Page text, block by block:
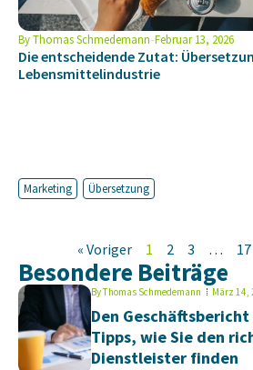
ByThomas Schmedemann Februar 13, 2026
Die entscheidende Zutat:
Lebensmittelindustrie
Marketing Übersetzung
« Voriger 1 2 3 … 17
Besondere Beiträge
ByThomas Schmedemann März 14,
Den
Tipps, wie Sie den
Dienstleister finden